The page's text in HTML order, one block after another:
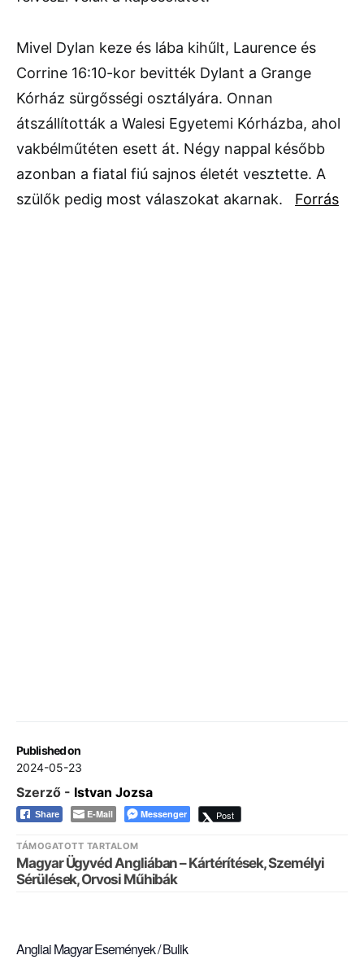
Published on
2024-05-23
Mivel Dylan keze és lába kihűlt, Laurence és
Corrine 16:10-kor bevitték Dylant a Grange
Kórház sürgősségi osztályára. Onnan
átszállították a Walesi Egyetemi Kórházba, ahol
vakbélműtéten esett át. Négy nappal később
azonban a fiatal fiú sajnos életét vesztette. A
szülők pedig most válaszokat akarnak. Forrás
Szerző - Istvan Jozsa
Share E-Mail Messenger Post
TÁMOGATOTT TARTALOM
Magyar Ügyvéd Angliában – Kártérítések, Személyi
Sérülések, Orvosi Műhibák
Angliai Magyar Események / Bulik